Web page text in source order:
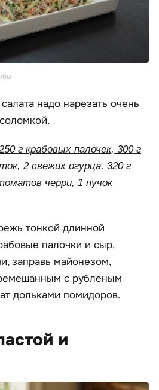
надо нарезать очень
г крабовых палочек, 300 г
2 свежих огурца, 320 г
черри, 1 пучок
тонкой длинной
палочки и сыр,
заправь майонезом,
с рубленым
дольками помидоров.
и